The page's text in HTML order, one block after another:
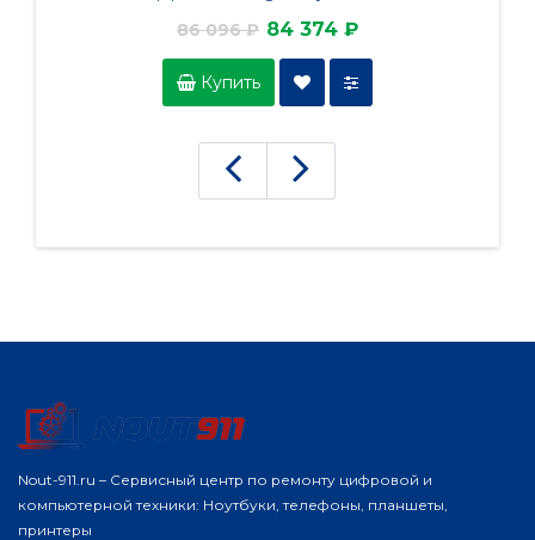
86 096 ₽ 84 374 ₽
Купить
Nout-911.ru – Сервисный центр по ремонту цифровой и
компьютерной техники: Ноутбуки, телефоны, планшеты,
принтеры